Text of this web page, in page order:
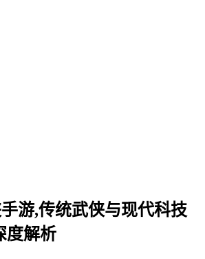
游,传统武侠与现代科技
度解析